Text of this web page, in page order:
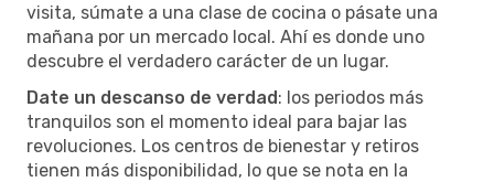
visita, súmate a una clase de cocina o pásate una
mañana por un mercado local. Ahí es donde uno
descubre el verdadero carácter de un lugar.
Date un descanso de verdad: los periodos más
tranquilos son el momento ideal para bajar las
revoluciones. Los centros de bienestar y retiros
tienen más disponibilidad, lo que se nota en la